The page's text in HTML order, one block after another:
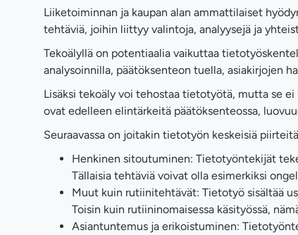
Liiketoiminnan ja kaupan alan ammattilaiset
tehtäviä, joihin liittyy valintoja, analyysejä ja
Tekoälyllä on potentiaalia vaikuttaa
analysoinnilla, päätöksenteon tuella, asiakirjojen
Lisäksi tekoäly voi tehostaa tietotyötä, mutta se
ovat edelleen elintärkeitä päätöksenteossa,
Seuraavassa on joitakin tietotyön keskeisiä
Henkinen sitoutuminen: Tietotyöntekijät
Tällaisia tehtäviä voivat olla esimerkiksi
Muut kuin rutiinitehtävät: Tietotyö sisältää
Toisin kuin rutiininomaisessa käsityössä,
Asiantuntemus ja erikoistuminen: